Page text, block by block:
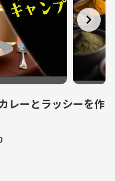
レーとラッシーを作